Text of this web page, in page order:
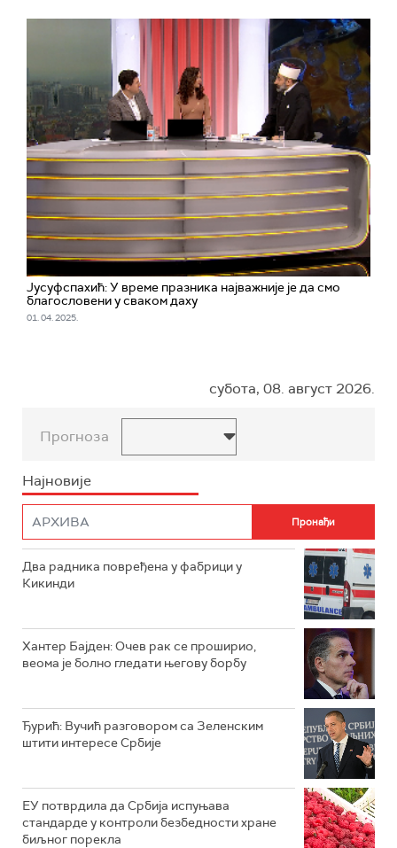
Јусуфспахић: У време празника најважније је да смо
благословени у сваком даху
01. 04. 2025.
субота, 08. август 2026.
Прогноза
Најновије
Два радника повређена у фабрици у
Кикинди
Хантер Бајден: Очев рак се проширио,
веома је болно гледати његову борбу
Ђурић: Вучић разговором са Зеленским
штити интересе Србије
ЕУ потврдила да Србија испуњава
стандарде у контроли безбедности хране
биљног порекла